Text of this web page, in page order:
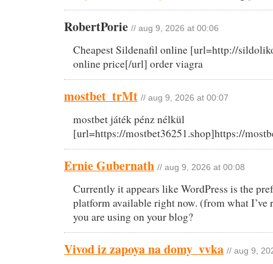
RobertPorie // aug 9, 2026 at 00:06
Cheapest Sildenafil online [url=http://
online price[/url] order viagra
mostbet_trMt // aug 9, 2026 at 00:07
mostbet játék pénz nélkül
[url=https://mostbet36251.shop]https://
Ernie Gubernath // aug 9, 2026 at 00:08
Currently it appears like WordPress is the
platform available right now. (from what I’ve
you are using on your blog?
Vivod iz zapoya na domy_vvka // aug 9,